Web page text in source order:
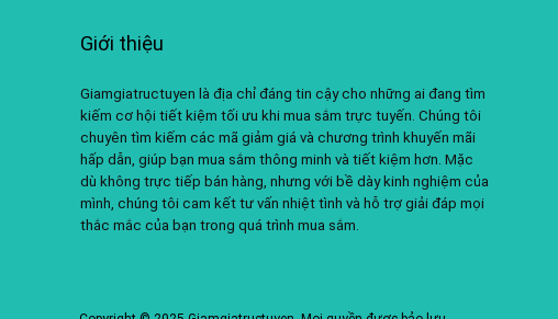
Giới thiệu
Giamgiatructuyen là địa chỉ đáng tin cậy cho những ai đang tìm
kiếm cơ hội tiết kiệm tối ưu khi mua sắm trực tuyến. Chúng tôi
chuyên tìm kiếm các mã giảm giá và chương trình khuyến mãi
hấp dẫn, giúp bạn mua sắm thông minh và tiết kiệm hơn. Mặc
dù không trực tiếp bán hàng, nhưng với bề dày kinh nghiệm của
mình, chúng tôi cam kết tư vấn nhiệt tình và hỗ trợ giải đáp mọi
thắc mắc của bạn trong quá trình mua sắm.